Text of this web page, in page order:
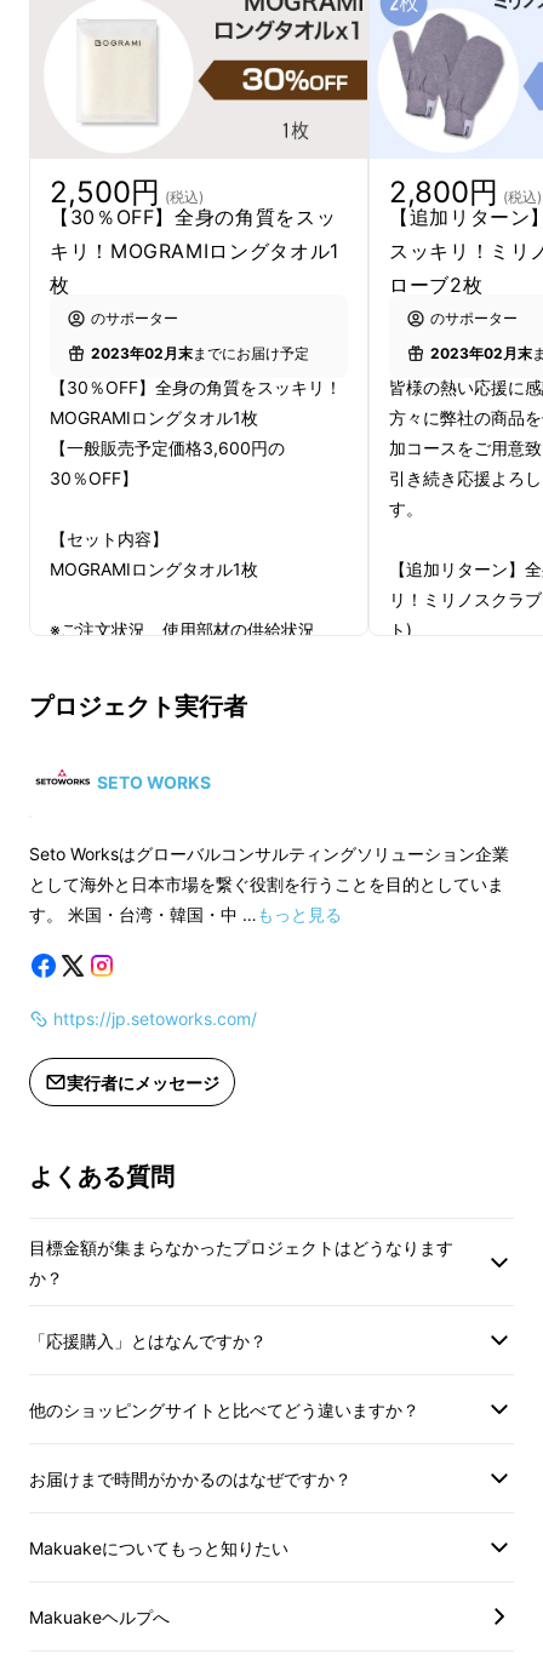
ミリノスクラブグローブで週に一回！
体を軽くこするだけでご覧のように、体につい
2,500円 (税込)
【30％OFF】全身の角質をスッ
キリ！MOGRAMIロングタオル1
枚
のサポーター
2023年02月末までにお届け予定
【30％OFF】全身の角質をスッキリ！
MOGRAMIロングタオル1枚
【一般販売予定価格3,600円の
30％OFF】
【セット内容】
MOGRAMIロングタオル1枚
※ご注文状況、使用部材の供給状況、
遅れる場合があります。
※皆様の応援購入により量産効率が向
価格より下がる可能性もございます。
2,800円 (税込)
【追加リター
スッキリ！ミリ
ローブ2枚
のサポーター
2023年02月末
皆様の熱い応援に
方々に弊社の商品
加コースをご用意
引き続き応援よろ
す。
【追加リターン】
リ！ミリノスクラ
ト)
※ご注文状況、使
プロジェクト実行者
SETO WORKS
Seto Worksはグローバルコンサルティングソリューション企業
として海外と日本市場を繋ぐ役割を行うことを目的としていま
す。 米国・台湾・韓国・中 …もっと見る
https://jp.setoworks.com/
実行者にメッセージ
よくある質問
目標金額が集まらなかったプロジェクトはどうなります
か？
「応援購入」とはなんですか？
他のショッピングサイトと比べてどう違いますか？
お届けまで時間がかかるのはなぜですか？
Makuakeについてもっと知りたい
Makuakeヘルプへ